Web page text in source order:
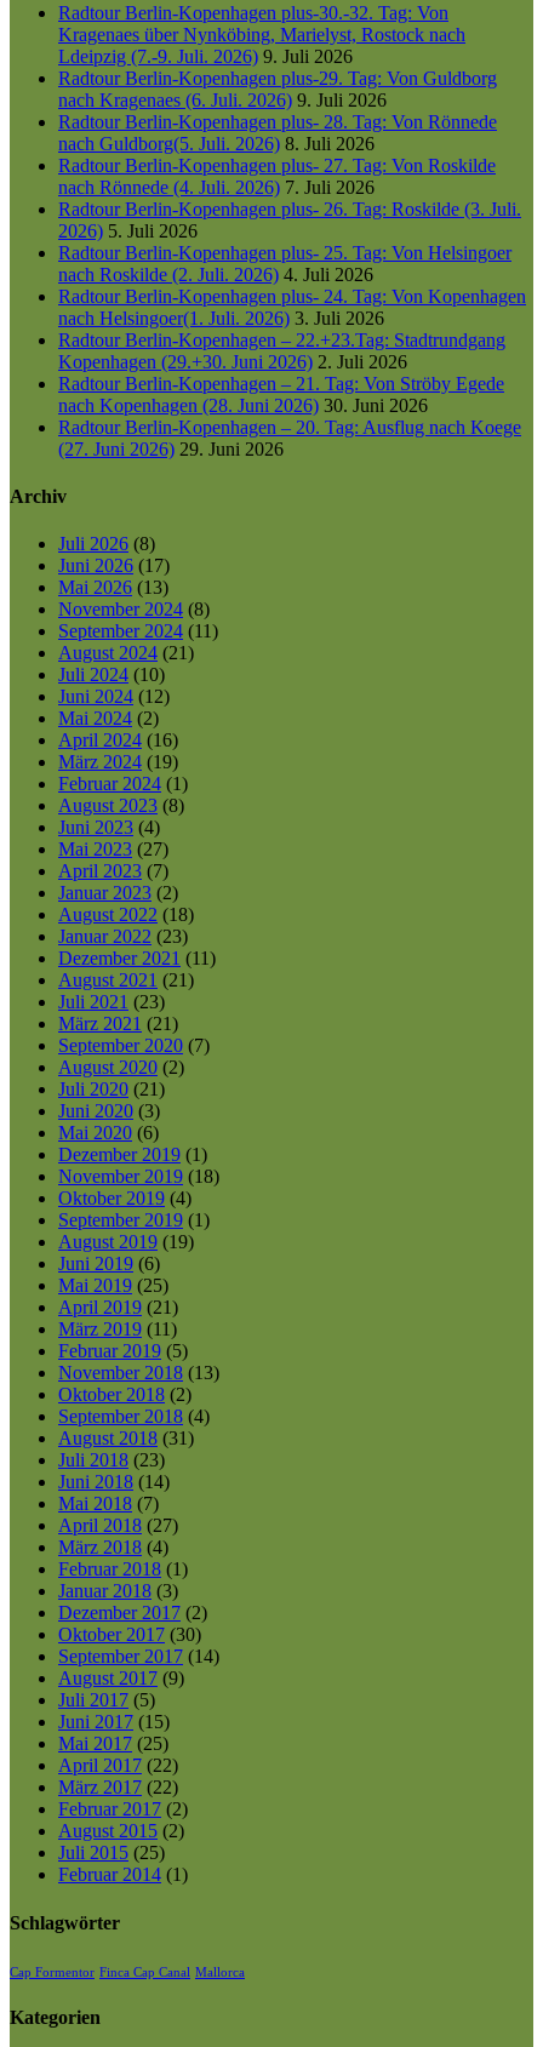
Radtour Berlin-Kopenhagen plus-30.-32. Tag: Von
Kragenaes über Nynköbing, Marielyst, Rostock nach
Ldeipzig (7.-9. Juli. 2026) 9. Juli 2026
Radtour Berlin-Kopenhagen plus-29. Tag: Von Guldborg
nach Kragenaes (6. Juli. 2026) 9. Juli 2026
Radtour Berlin-Kopenhagen plus- 28. Tag: Von Rönnede
nach Guldborg(5. Juli. 2026) 8. Juli 2026
Radtour Berlin-Kopenhagen plus- 27. Tag: Von Roskilde
nach Rönnede (4. Juli. 2026) 7. Juli 2026
Radtour Berlin-Kopenhagen plus- 26. Tag: Roskilde (3. Juli.
2026) 5. Juli 2026
Radtour Berlin-Kopenhagen plus- 25. Tag: Von Helsingoer
nach Roskilde (2. Juli. 2026) 4. Juli 2026
Radtour Berlin-Kopenhagen plus- 24. Tag: Von Kopenhagen
nach Helsingoer(1. Juli. 2026) 3. Juli 2026
Radtour Berlin-Kopenhagen – 22.+23.Tag: Stadtrundgang
Kopenhagen (29.+30. Juni 2026) 2. Juli 2026
Radtour Berlin-Kopenhagen – 21. Tag: Von Ströby Egede
nach Kopenhagen (28. Juni 2026) 30. Juni 2026
Radtour Berlin-Kopenhagen – 20. Tag: Ausflug nach Koege
(27. Juni 2026) 29. Juni 2026
Archiv
Juli 2026 (8)
Juni 2026 (17)
Mai 2026 (13)
November 2024 (8)
September 2024 (11)
August 2024 (21)
Juli 2024 (10)
Juni 2024 (12)
Mai 2024 (2)
April 2024 (16)
März 2024 (19)
Februar 2024 (1)
August 2023 (8)
Juni 2023 (4)
Mai 2023 (27)
April 2023 (7)
Januar 2023 (2)
August 2022 (18)
Januar 2022 (23)
Dezember 2021 (11)
August 2021 (21)
Juli 2021 (23)
März 2021 (21)
September 2020 (7)
August 2020 (2)
Juli 2020 (21)
Juni 2020 (3)
Mai 2020 (6)
Dezember 2019 (1)
November 2019 (18)
Oktober 2019 (4)
September 2019 (1)
August 2019 (19)
Juni 2019 (6)
Mai 2019 (25)
April 2019 (21)
März 2019 (11)
Februar 2019 (5)
November 2018 (13)
Oktober 2018 (2)
September 2018 (4)
August 2018 (31)
Juli 2018 (23)
Juni 2018 (14)
Mai 2018 (7)
April 2018 (27)
März 2018 (4)
Februar 2018 (1)
Januar 2018 (3)
Dezember 2017 (2)
Oktober 2017 (30)
September 2017 (14)
August 2017 (9)
Juli 2017 (5)
Juni 2017 (15)
Mai 2017 (25)
April 2017 (22)
März 2017 (22)
Februar 2017 (2)
August 2015 (2)
Juli 2015 (25)
Februar 2014 (1)
Schlagwörter
Cap Formentor Finca Cap Canal Mallorca
Kategorien